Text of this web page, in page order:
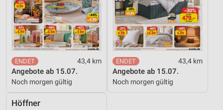
43,4 km
Angebote ab 15.07.
Noch morgen gültig
43,4 km
Angebote ab 15.07.
Noch morgen gültig
Höffner